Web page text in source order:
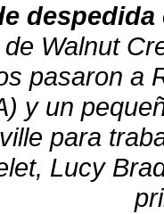
despedida
Walnut
pasaron a
y un
para
Lucy